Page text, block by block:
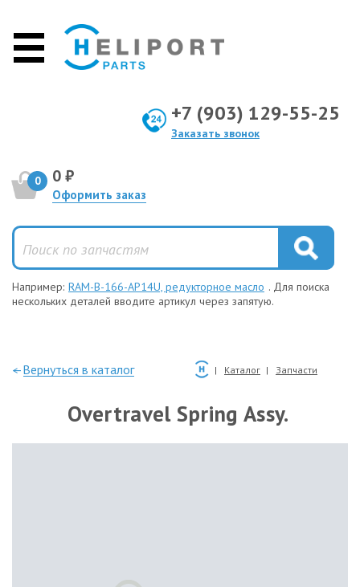
+7 (903) 129-55-25
Заказать звонок
0 0 ₽
Оформить заказ
Например: RAM-B-166-AP14U, редукторное масло . Для поиска
нескольких деталей вводите артикул через запятую.
—Вернуться в каталог Каталог Запчасти
Overtravel Spring Assy.